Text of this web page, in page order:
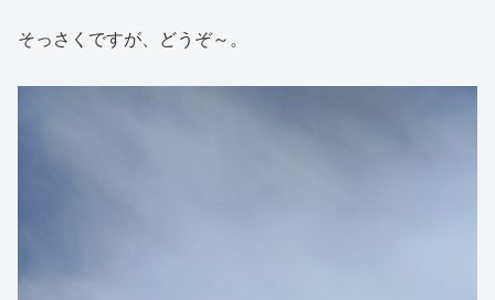
そっさくですが、どうぞ～。